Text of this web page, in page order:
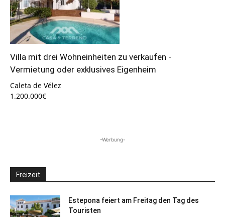
Villa mit drei Wohneinheiten zu verkaufen -
Vermietung oder exklusives Eigenheim
Caleta de Vélez
1.200.000€
-Werbung-
Freizeit
Estepona feiert am Freitag den Tag des
Touristen